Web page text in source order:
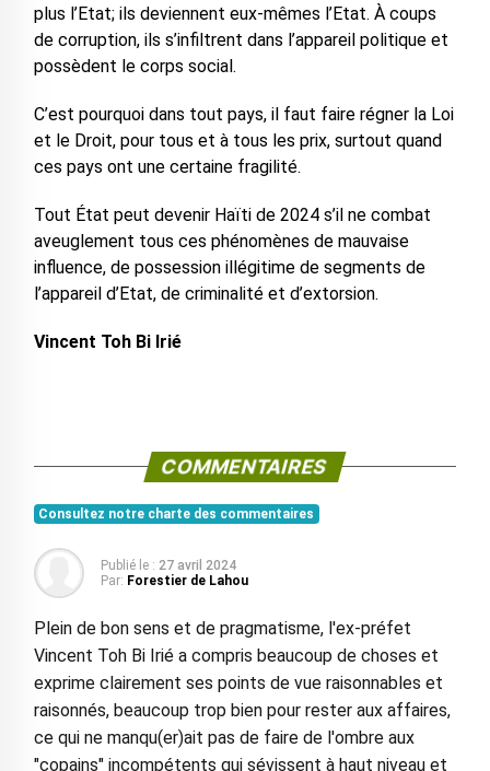
plus l’Etat; ils deviennent eux-mêmes l’Etat. À coups
de corruption, ils s’infiltrent dans l’appareil politique et
possèdent le corps social.
C’est pourquoi dans tout pays, il faut faire régner la Loi
et le Droit, pour tous et à tous les prix, surtout quand
ces pays ont une certaine fragilité.
Tout État peut devenir Haïti de 2024 s’il ne combat
aveuglement tous ces phénomènes de mauvaise
influence, de possession illégitime de segments de
l’appareil d’Etat, de criminalité et d’extorsion.
Vincent Toh Bi Irié
COMMENTAIRES
Consultez notre charte des commentaires
Publié le : 27 avril 2024
Par: Forestier de Lahou
Plein de bon sens et de pragmatisme, l'ex-préfet
Vincent Toh Bi Irié a compris beaucoup de choses et
exprime clairement ses points de vue raisonnables et
raisonnés, beaucoup trop bien pour rester aux affaires,
ce qui ne manqu(er)ait pas de faire de l'ombre aux
"copains" incompétents qui sévissent à haut niveau et